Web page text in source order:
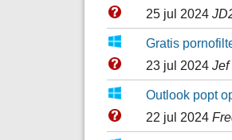
25 jul 2024
Gratis
23 jul 2024 Jef
Outlook popt
22 jul 2024